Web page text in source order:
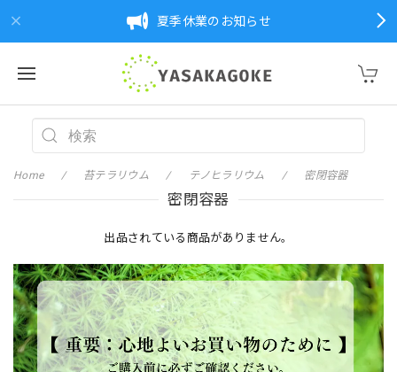
夏季休業のお知らせ
Home 苔テラリウム テノヒラリウム 密閉容器
密閉容器
出品されている商品がありません。